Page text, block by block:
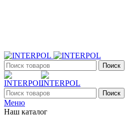
Поиск
Поиск
Меню
Наш каталог